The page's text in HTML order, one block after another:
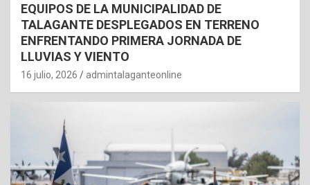
EQUIPOS DE LA MUNICIPALIDAD DE
TALAGANTE DESPLEGADOS EN TERRENO
ENFRENTANDO PRIMERA JORNADA DE
LLUVIAS Y VIENTO
16 julio, 2026 admintalaganteonline